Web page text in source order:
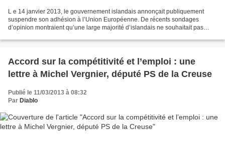
L e 14 janvier 2013, le gouvernement islandais annonçait publiquement
suspendre son adhésion à l’Union Européenne. De récents sondages
d’opinion montraient qu’une large majorité d’islandais ne souhaitait pas
Accord sur la compétitivité et l’emploi : une
lettre à Michel Vergnier, député PS de la Creuse
Publié le 11/03/2013 à 08:32
Par Diablo